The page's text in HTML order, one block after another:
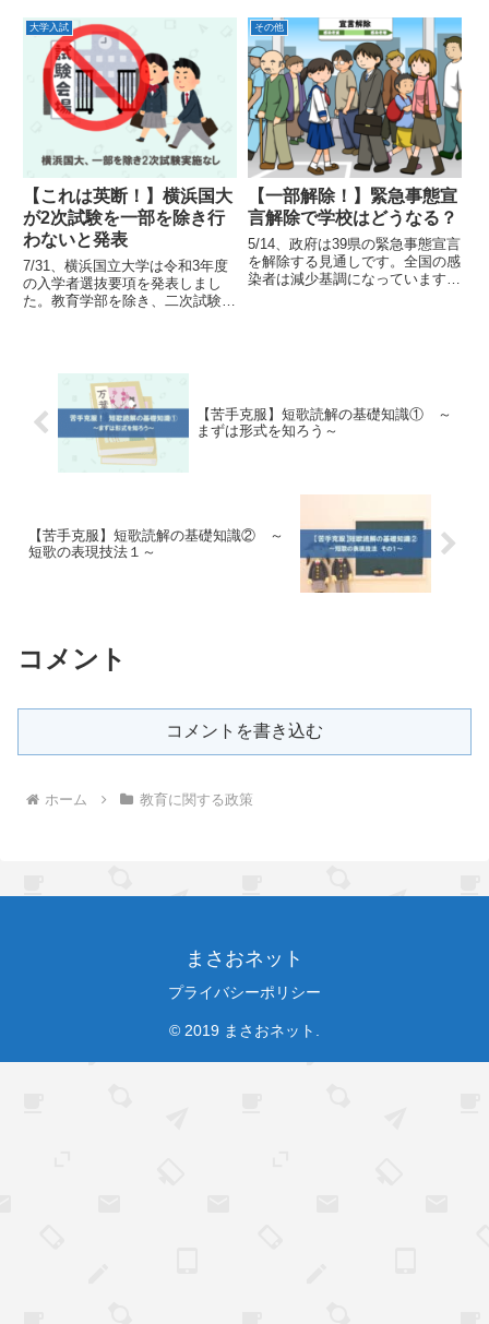
景を考えてみました。
試験範囲など新型コロナウイルス
への配慮事項も明記されていま
す。この内容について要点をまと
めました。
大学入試
【これは英断！】横浜国大
が2次試験を一部を除き行
わないと発表
7/31、横浜国立大学は令和3年度
の入学者選抜要項を発表しまし
た。教育学部を除き、二次試験を
生は来ない入試となります。どの
ようなものか解説しました。
その他
【一部解除！】緊急事態宣
言解除で学校はどうなる？
5/14、政府は39県の緊急事態宣言
を解除する見通しです。全国の感
染者は減少基調になっています
【苦手克服】短歌読解の基礎知識① ～
まずは形式を知ろう～
【苦手克服】短歌読解の基礎知識② ～
短歌の表現技法１～
コメント
コメントを書き込む
ホーム 教育に関する政策
まさおネット
プライバシーポリシー
© 2019 まさおネット.